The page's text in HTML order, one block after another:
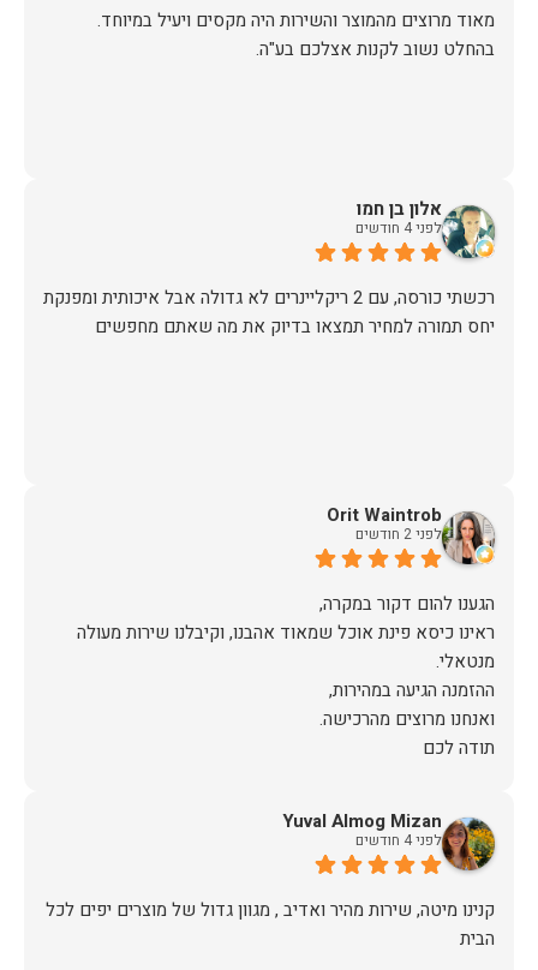
מאוד מרוצים מהמוצר והשירות היה מקסים ויעיל במיוחד.
בהחלט נשוב לקנות אצלכם בע"ה.
אלון בן חמו
לפני 4 חודשים
יחס תמורה למחיר תמצאו בדיוק את מה שאתם מחפשים
Orit Waintrob
לפני 2 חודשים
ראינו כיסא פינת אוכל שמאוד אהבנו, וקיבלנו שירות מעולה
תודה לכם
Yuval Almog Mizan
לפני 4 חודשים
קנינו מיטה, שירות מהיר ואדיב , מגוון גדול של מוצרים יפים לכל
הבית